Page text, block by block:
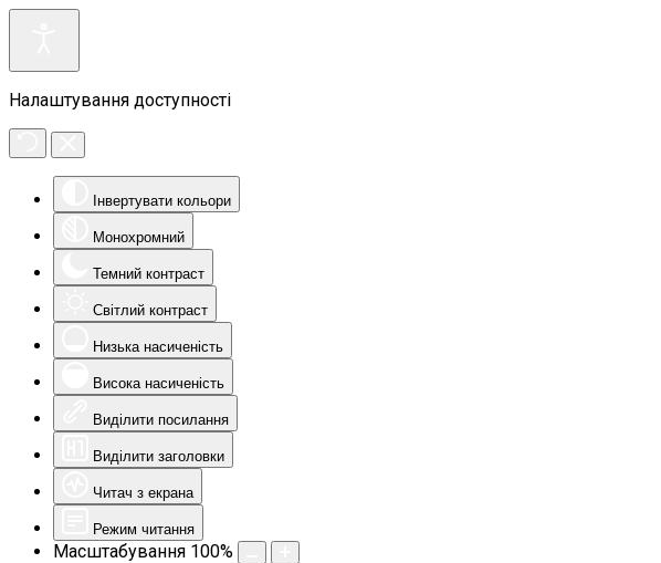
Налаштування доступності
Інвертувати кольори
Монохромний
Темний контраст
Світлий контраст
Низька насиченість
Висока насиченість
Виділити посилання
Виділити заголовки
Читач з екрана
Режим читання
Масштабування 100%